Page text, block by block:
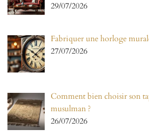
29/07/2026
Fabriquer une horloge
27/07/2026
Comment bien choisir son
musulman ?
26/07/2026